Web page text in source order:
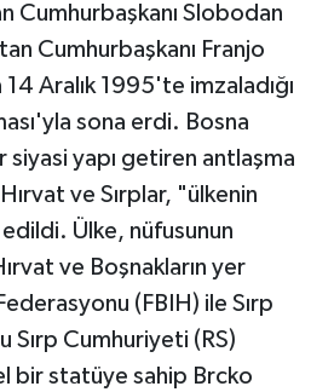
Cumhurbaşkanı Slobodan
Cumhurbaşkanı Franjo
Aralık 1995'te imzaladığı
sona erdi. Bosna
siyasi yapı getiren antlaşma
ve Sırplar, "ülkenin
edildi. Ülke, nüfusunun
ve Boşnakların yer
(FBIH) ile Sırp
Sırp Cumhuriyeti (RS)
bir statüye sahip Brcko